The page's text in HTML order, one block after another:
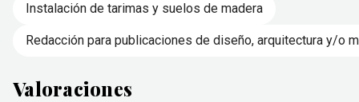
Instalación de tarimas y suelos de madera
Redacción para publicaciones de diseño, arquitectura y/o
Valoraciones